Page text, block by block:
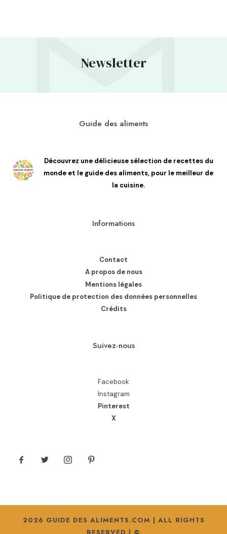
Newsletter
Guide des aliments
Découvrez une délicieuse sélection de recettes du
monde et le guide des aliments, pour le meilleur de
la cuisine.
Informations
Contact
A propos de nous
Mentions légales
Politique de protection des données personnelles
Crédits
Suivez-nous
Facebook
Instagram
Pinterest
X
2026 GUIDE DES ALIMENTS.COM | ALL RIGHTS